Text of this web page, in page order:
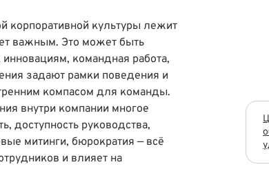
корпоративной культуры лежит
важным. Это может быть
командная работа,
задают рамки поведения и
компасом для команды.
внутри компании многое
доступность руководства,
митинги, бюрократия — всё
и влияет на